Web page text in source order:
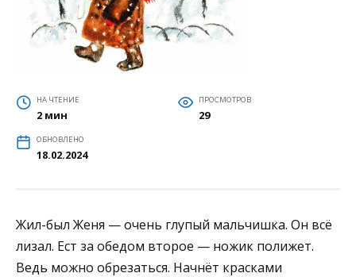
НА ЧТЕНИЕ
2 мин
ПРОСМОТРОВ
29
ОБНОВЛЕНО
18.02.2024
Жил-был Женя — очень глупый мальчишка. Он всё
лизал. Ест за обедом второе — ножик полижет.
Ведь можно обрезаться. Начнёт красками